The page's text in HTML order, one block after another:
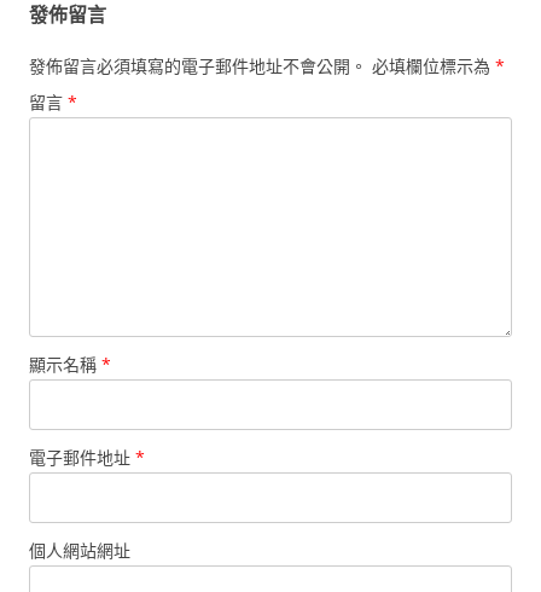
發佈留言
發佈留言必須填寫的電子郵件地址不會公開。 必填欄位標示為 *
留言 *
顯示名稱 *
電子郵件地址 *
個人網站網址